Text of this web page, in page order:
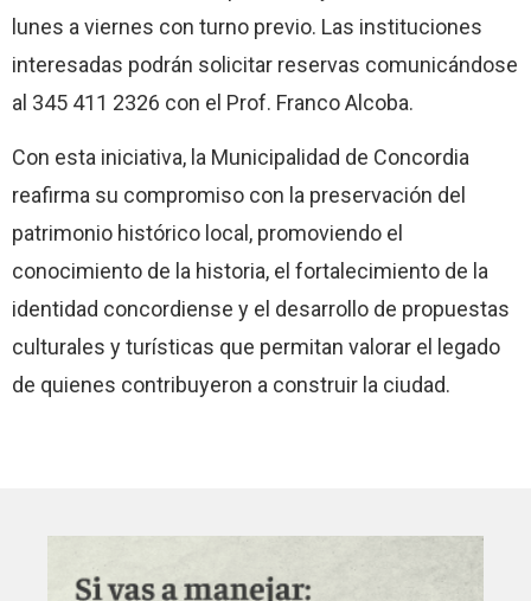
lunes a viernes con turno previo. Las instituciones
interesadas podrán solicitar reservas comunicándose
al 345 411 2326 con el Prof. Franco Alcoba.
Con esta iniciativa, la Municipalidad de Concordia
reafirma su compromiso con la preservación del
patrimonio histórico local, promoviendo el
conocimiento de la historia, el fortalecimiento de la
identidad concordiense y el desarrollo de propuestas
culturales y turísticas que permitan valorar el legado
de quienes contribuyeron a construir la ciudad.